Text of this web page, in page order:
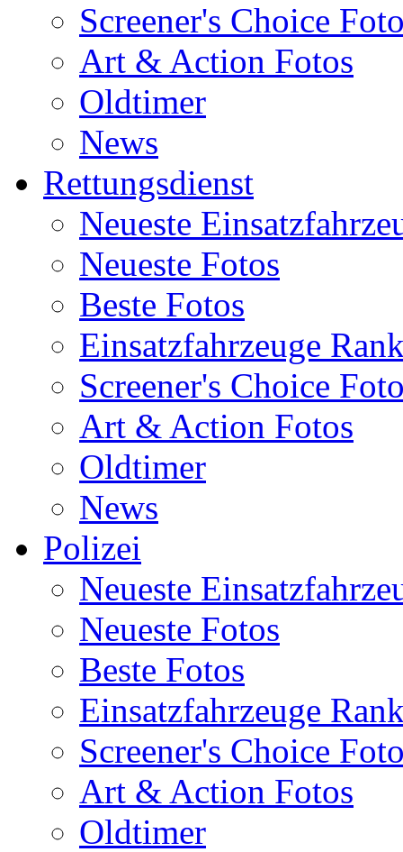
Screener's Choice
Art & Action Fotos
Oldtimer
News
Rettungsdienst
Neueste
Neueste Fotos
Beste Fotos
Einsatzfahrzeuge
Screener's Choice
Art & Action Fotos
Oldtimer
News
Polizei
Neueste
Neueste Fotos
Beste Fotos
Einsatzfahrzeuge
Screener's Choice
Art & Action Fotos
Oldtimer